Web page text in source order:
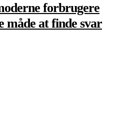
forbrugere
måde at finde svar